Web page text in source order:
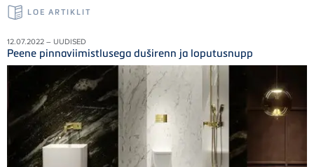
LOE ARTIKLIT
12.07.2022 – UUDISED
Peene pinnaviimistlusega duširenn ja loputusnupp